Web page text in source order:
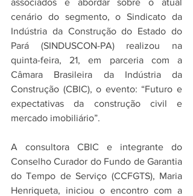
associados e abordar sobre o atual
cenário do segmento, o Sindicato da
Indústria da Construção do Estado do
Pará (SINDUSCON-PA) realizou na
quinta-feira, 21, em parceria com a
Câmara Brasileira da Indústria da
Construção (CBIC), o evento: “Futuro e
expectativas da construção civil e
mercado imobiliário”.
A consultora CBIC e integrante do
Conselho Curador do Fundo de Garantia
do Tempo de Serviço (CCFGTS), Maria
Henriqueta, iniciou o encontro com a